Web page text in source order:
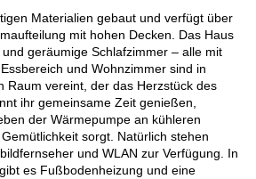
Materialien gebaut und verfügt über
mit hohen Decken. Das Haus
geräumige Schlafzimmer – alle mit
und Wohnzimmer sind in
Raum vereint, der das Herzstück des
ihr gemeinsame Zeit genießen,
der Wärmepumpe an kühleren
sorgt. Natürlich stehen
und WLAN zur Verfügung. In
es Fußbodenheizung und eine